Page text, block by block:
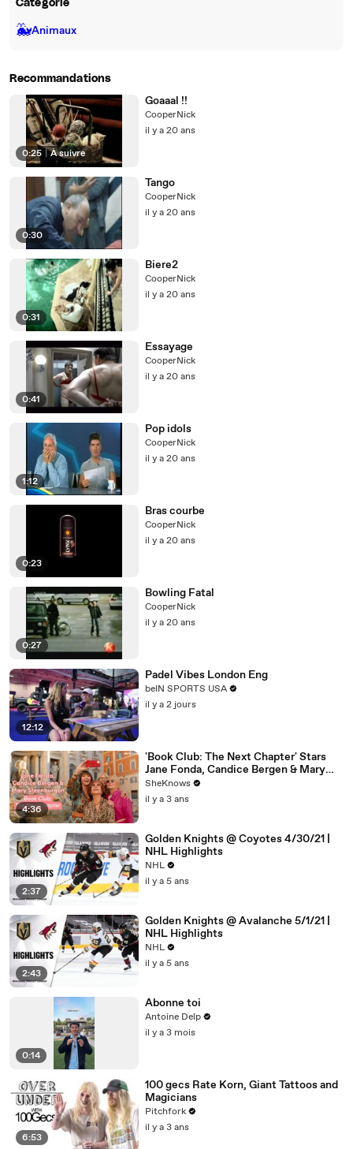
Catégorie
🐳Animaux
Recommandations
0:25 À suivre
Goaaal !!
CooperNick
il y a 20 ans
0:30
Tango
CooperNick
il y a 20 ans
0:31
Biere2
CooperNick
il y a 20 ans
0:41
Essayage
CooperNick
il y a 20 ans
1:12
Pop idols
CooperNick
il y a 20 ans
0:23
Bras courbe
CooperNick
il y a 20 ans
0:27
Bowling Fatal
CooperNick
il y a 20 ans
12:12
Padel Vibes London Eng
beIN SPORTS USA
il y a 2 jours
4:36
'Book Club: The Next Chapter' Stars
Jane Fonda, Candice Bergen & Mary
Steenburgen Reveal Who They’d Go to
Jail With
SheKnows
il y a 3 ans
2:37
Golden Knights @ Coyotes 4/30/21 |
NHL Highlights
NHL
il y a 5 ans
2:43
Golden Knights @ Avalanche 5/1/21 |
NHL Highlights
NHL
il y a 5 ans
0:14
Abonne toi
Antoine Delp
il y a 3 mois
6:53
100 gecs Rate Korn, Giant Tattoos and
Magicians
Pitchfork
il y a 3 ans